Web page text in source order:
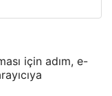
için adım, e-